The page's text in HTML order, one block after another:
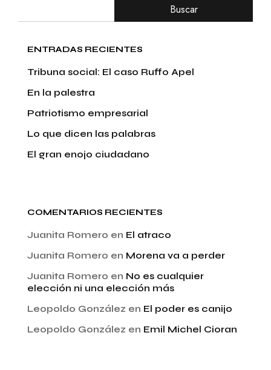
Buscar
ENTRADAS RECIENTES
Tribuna social: El caso Ruffo Apel
En la palestra
Patriotismo empresarial
Lo que dicen las palabras
El gran enojo ciudadano
COMENTARIOS RECIENTES
Juanita Romero en El atraco
Juanita Romero en Morena va a perder
Juanita Romero en No es cualquier
elección ni una elección más
Leopoldo González en El poder es canijo
Leopoldo González en Emil Michel Cioran